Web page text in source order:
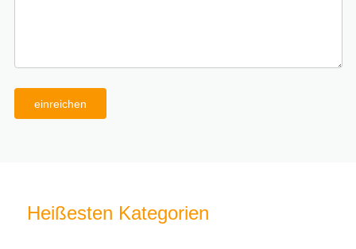
einreichen
Heißesten Kategorien